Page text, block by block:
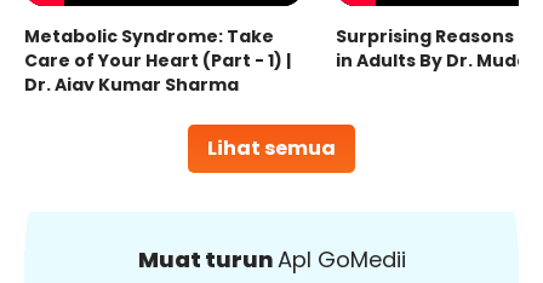
Lihat semua
Metabolic Syndrome: Take
Care of Your Heart (Part - 1) |
Dr. Ajay Kumar Sharma
Surprising Reasons
in Adults By Dr.
Muat turunApl GoMedii